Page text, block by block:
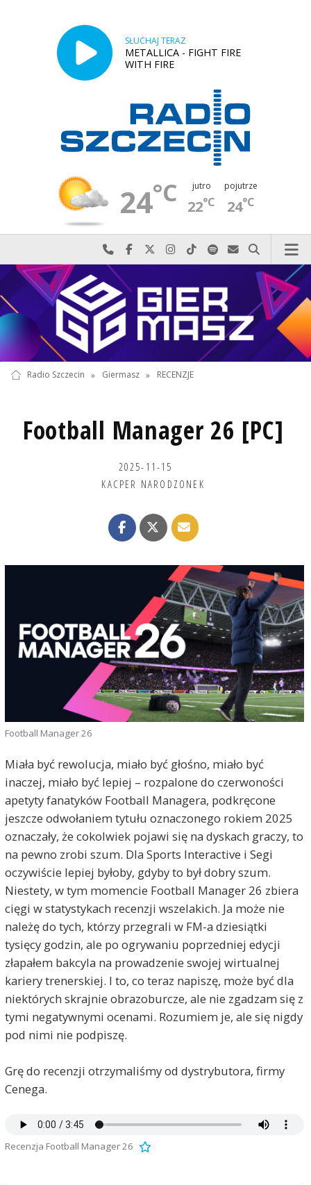
SŁUCHAJ TERAZ
METALLICA - FIGHT FIRE
WITH FIRE
24°C jutro
22°C
pojutrze
24°C
Najlepiej po prostu do nas zadzwoń
Odwiedź nas na Facebook-u
Odwiedź nas na X
Odwiedź nas na Instagram-ie
Odwiedź nas na TikTok-u
Szukaj nas na Spotify
Wyślij do nas
Szukaj
Radio Szczecin » Giermasz » RECENZJE
Football Manager 26 [PC]
2025-11-15
KACPER NARODZONEK
Football Manager 26
Miała być rewolucja, miało być głośno, miało być
inaczej, miało być lepiej – rozpalone do czerwoności
apetyty fanatyków Football Managera, podkręcone
jeszcze odwołaniem tytułu oznaczonego rokiem 2025
oznaczały, że cokolwiek pojawi się na dyskach graczy, to
na pewno zrobi szum. Dla Sports Interactive i Segi
oczywiście lepiej byłoby, gdyby to był dobry szum.
Niestety, w tym momencie Football Manager 26 zbiera
cięgi w statystykach recenzji wszelakich. Ja może nie
należę do tych, którzy przegrali w FM-a dziesiątki
tysięcy godzin, ale po ogrywaniu poprzedniej edycji
złapałem bakcyla na prowadzenie swojej wirtualnej
kariery trenerskiej. I to, co teraz napiszę, może być dla
niektórych skrajnie obrazoburcze, ale nie zgadzam się z
tymi negatywnymi ocenami. Rozumiem je, ale się nigdy
pod nimi nie podpiszę.
Grę do recenzji otrzymaliśmy od dystrybutora, firmy
Cenega.
Recenzja Football Manager 26